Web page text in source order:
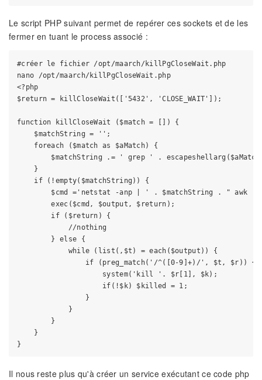
Le script PHP suivant permet de repérer ces sockets et de les
fermer en tuant le process associé :
#créer le fichier /opt/maarch/killPgCloseWait.php
nano /opt/maarch/killPgCloseWait.php
<?php
$return = killCloseWait(['5432', 'CLOSE_WAIT']);
function killCloseWait ($match = []) {
    $matchString = '';
    foreach ($match as $aMatch) {
$matchString .= ' grep ' .
    }
    if (!empty($matchString)) {
$cmd ='netstat -anp | ' . $matchString . " awk
        exec($cmd, $output, $return);
        if ($return) {
            //nothing
        } else {
            while (list(,$t) = each($output)) {
                if (preg_match('/^([0-9]+)/', $t, $r)) {
                    system('kill '. $r[1], $k);
                    if(!$k) $killed = 1;
                }
            }
        }
    }
Il nous reste plus qu'à créer un service exécutant ce code php